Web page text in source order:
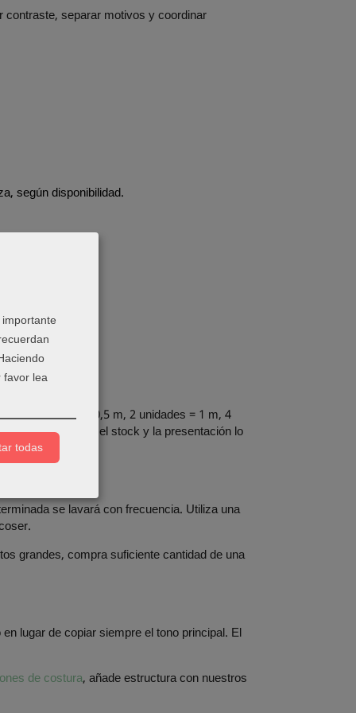
separar motivos y coordinar
según disponibilidad.
1 unidad = 0,5 m, 2 unidades = 1 m, 4
siempre que el stock y la presentación lo
se lavará con frecuencia. Utiliza una
grandes, compra suficiente cantidad de una
lugar de copiar siempre el tono principal. El
de costura, añade estructura con nuestros
favor lea
todas